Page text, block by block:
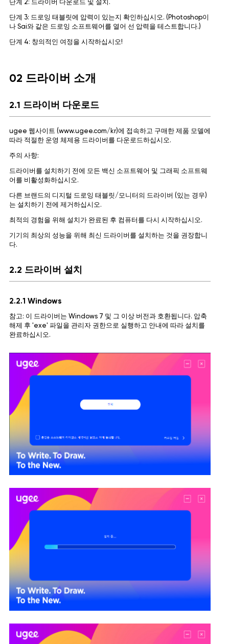
단계 2: 드라이버 다운로드 및 설치.
단계 3: 드로잉 태블릿에 압력이 있는지 확인하십시오. (Photoshop이
나 Sai와 같은 드로잉 소프트웨어를 열어 선 압력을 테스트합니다.)
단계 4: 창의적인 여정을 시작하십시오!
02 드라이버 소개
2.1 드라이버 다운로드
ugee 웹사이트 (www.ugee.com/kr)에 접속하고 구매한 제품 모델에
따라 적절한 운영 체제용 드라이버를 다운로드하십시오.
주의 사항:
드라이버를 설치하기 전에 모든 백신 소프트웨어 및 그래픽 소프트웨
어를 비활성화하십시오.
다른 브랜드의 디지털 드로잉 태블릿/모니터의 드라이버 (있는 경우)
는 설치하기 전에 제거하십시오.
최적의 경험을 위해 설치가 완료된 후 컴퓨터를 다시 시작하십시오.
기기의 최상의 성능을 위해 최신 드라이버를 설치하는 것을 권장합니
다.
2.2 드라이버 설치
2.2.1 Windows
참고: 이 드라이버는 Windows 7 및 그 이상 버전과 호환됩니다. 압축
해제 후 'exe' 파일을 관리자 권한으로 실행하고 안내에 따라 설치를
완료하십시오.